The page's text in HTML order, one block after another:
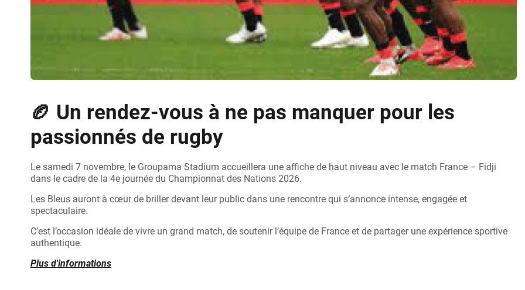
🏉 Un rendez-vous à ne pas manquer pour les
passionnés de rugby
Le samedi 7 novembre, le Groupama Stadium accueillera une affiche de haut niveau avec le match France – Fidji
dans le cadre de la 4e journée du Championnat des Nations 2026.
Les Bleus auront à cœur de briller devant leur public dans une rencontre qui s’annonce intense, engagée et
spectaculaire.
C’est l’occasion idéale de vivre un grand match, de soutenir l’équipe de France et de partager une expérience sportive
authentique.
Plus d'informations